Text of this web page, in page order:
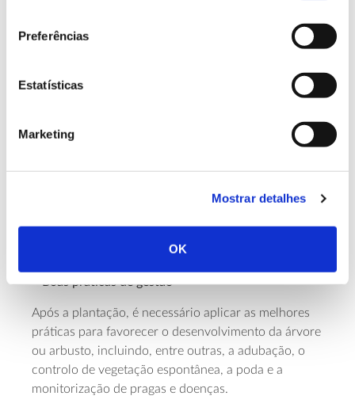
Preferências
Estatísticas
Marketing
Mostrar detalhes
OK
produtividade (frutos e madeira) e causar maior
Por exemplo, o
instalação de um povoamento de pinheiro-bravo, um
plantas, consoante se trate de terrenos com solos
associação Biondindica que, para a rearborização
de um eucaliptal, um hectare de terreno deve
– Boas práticas de gestão
Após a plantação, é necessário aplicar as melhores
práticas para favorecer o desenvolvimento da árvore
ou arbusto, incluindo, entre outras, a adubação, o
controlo de vegetação espontânea, a poda e a
monitorização de pragas e doenças.